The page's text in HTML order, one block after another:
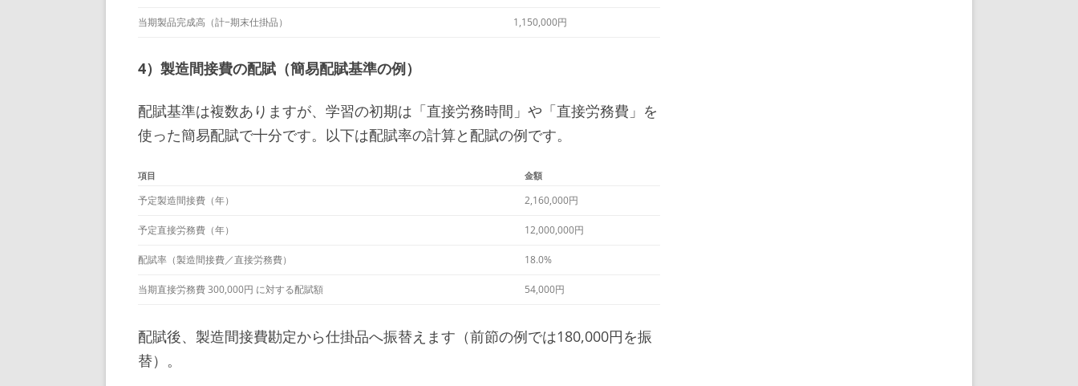
当期製品完成高（計−期末仕掛品） 1,150,000円
4）製造間接費の配賦（簡易配賦基準の例）
配賦基準は複数ありますが、学習の初期は「直接労務時間」や「直接労務費」を
使った簡易配賦で十分です。以下は配賦率の計算と配賦の例です。
項目 金額
予定製造間接費（年） 2,160,000円
予定直接労務費（年） 12,000,000円
配賦率（製造間接費／直接労務費） 18.0%
当期直接労務費 300,000円 に対する配賦額 54,000円
配賦後、製造間接費勘定から仕掛品へ振替えます（前節の例では180,000円を振
替）。